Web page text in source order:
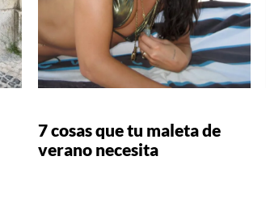
7 cosas que tu maleta de
verano necesita